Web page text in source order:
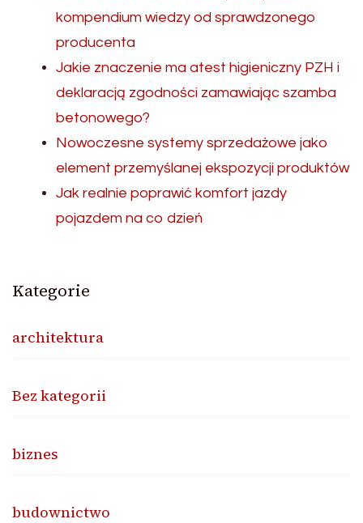
kompendium wiedzy od sprawdzonego
producenta
Jakie znaczenie ma atest higieniczny PZH i
deklaracją zgodności zamawiając szamba
betonowego?
Nowoczesne systemy sprzedażowe jako
element przemyślanej ekspozycji produktów
Jak realnie poprawić komfort jazdy
pojazdem na co dzień
Kategorie
architektura
Bez kategorii
biznes
budownictwo